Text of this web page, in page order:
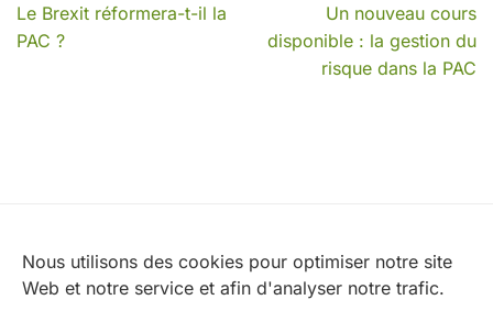
Nous utilisons des cookies pour optimiser notre site
Web et notre service et afin d'analyser notre trafic.
Le Brexit réformera-t-il la
PAC ?
Un nouveau cours
disponible : la gestion du
risque dans la PAC